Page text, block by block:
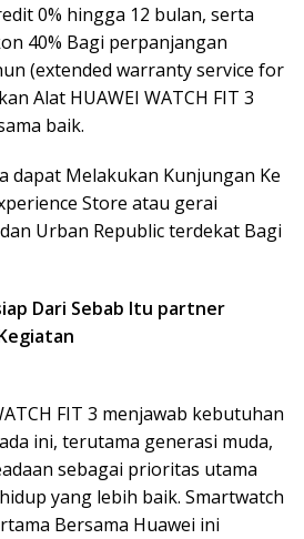
0% hingga 12 bulan, serta
40% Bagi perpanjangan
(extended warranty service for
Alat HUAWEI WATCH FIT 3
baik.
dapat Melakukan Kunjungan Ke
Store atau gerai
Urban Republic terdekat Bagi
Dari Sebab Itu partner
FIT 3 menjawab kebutuhan
ini, terutama generasi muda,
sebagai prioritas utama
yang lebih baik. Smartwatch
Bersama Huawei ini